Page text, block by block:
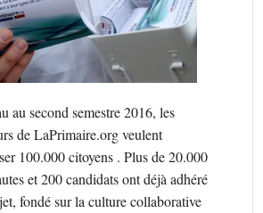
au second semestre 2016, les
de LaPrimaire.org veulent
100.000 citoyens . Plus de 20.000
et 200 candidats ont déjà adhéré
fondé sur la culture collaborative